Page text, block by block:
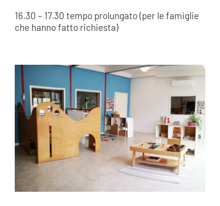
16.30 – 17.30 tempo prolungato (per le famiglie
che hanno fatto richiesta)